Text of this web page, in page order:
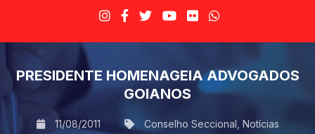
PRESIDENTE HOMENAGEIA ADVOGADOS
GOIANOS
11/08/2011 Conselho Seccional Notícias